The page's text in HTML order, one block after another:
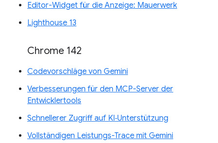
Editor-Widget für die Anzeige: Mauerwerk
Lighthouse 13
Chrome 142
Codevorschläge von Gemini
Verbesserungen für den MCP-Server der
Entwicklertools
Schnellerer Zugriff auf KI‑Unterstützung
Vollständigen Leistungs-Trace mit Gemini